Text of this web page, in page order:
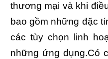
thương mại và khi
bao gồm những đặc
các tùy chọn linh
những ứng dụng.Có